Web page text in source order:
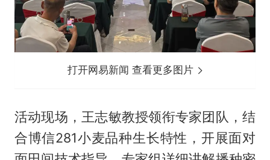
打开网易新闻 查看更多图片
活动现场，王志敏教授领衔专家团队，结
合博信281小麦品种生长特性，开展面对